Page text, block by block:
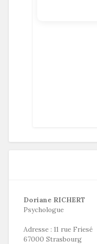
Doriane RICHERT
Psychologue
Adresse : 11 rue Friesé
67000 Strasbourg